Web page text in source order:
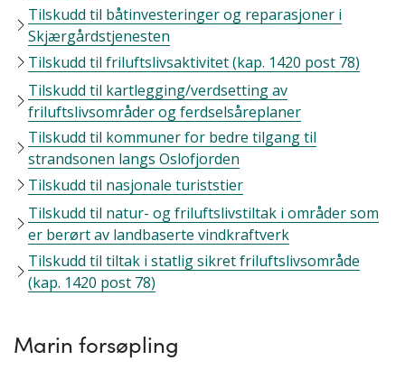
Tilskudd til båtinvesteringer og reparasjoner i
Skjærgårdstjenesten
Tilskudd til friluftslivsaktivitet (kap. 1420 post 78)
Tilskudd til kartlegging/verdsetting av
friluftslivsområder og ferdselsåreplaner
Tilskudd til kommuner for bedre tilgang til
strandsonen langs Oslofjorden
Tilskudd til nasjonale turiststier
Tilskudd til natur- og friluftslivstiltak i områder som
er berørt av landbaserte vindkraftverk
Tilskudd til tiltak i statlig sikret friluftslivsområde
(kap. 1420 post 78)
Marin forsøpling